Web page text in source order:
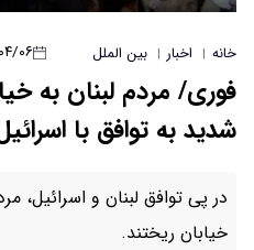
۱۴۰۵/۰۴/۰۶ ۰۹:۲۹:۰۴ کد خبر: ۱۵۰۸۸
خیابان ریختند/
مردم بخش هایی از این